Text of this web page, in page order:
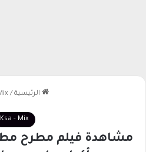
الرئيسية /
Ksa - Mix
مشاهدة فيلم مطرح